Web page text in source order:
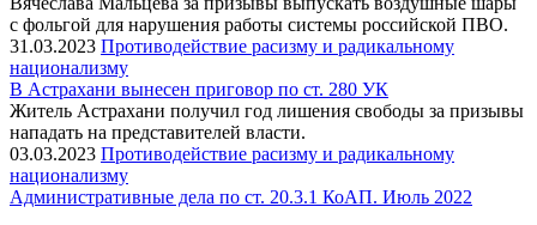
с фольгой для нарушения работы системы российской ПВО.
31.03.2023 Противодействие расизму и радикальному
национализму
В Астрахани вынесен приговор по ст. 280 УК
Житель Астрахани получил год лишения свободы за призывы
нападать на представителей власти.
03.03.2023 Противодействие расизму и радикальному
национализму
Административные дела по ст. 20.3.1 КоАП. Июль 2022